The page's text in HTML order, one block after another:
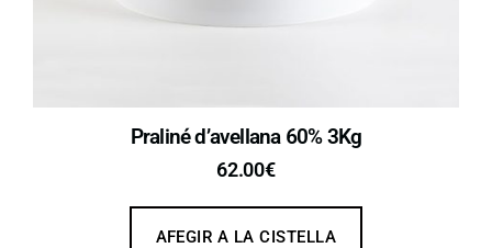
Praliné d’avellana 60% 3Kg
62.00€
AFEGIR A LA CISTELLA